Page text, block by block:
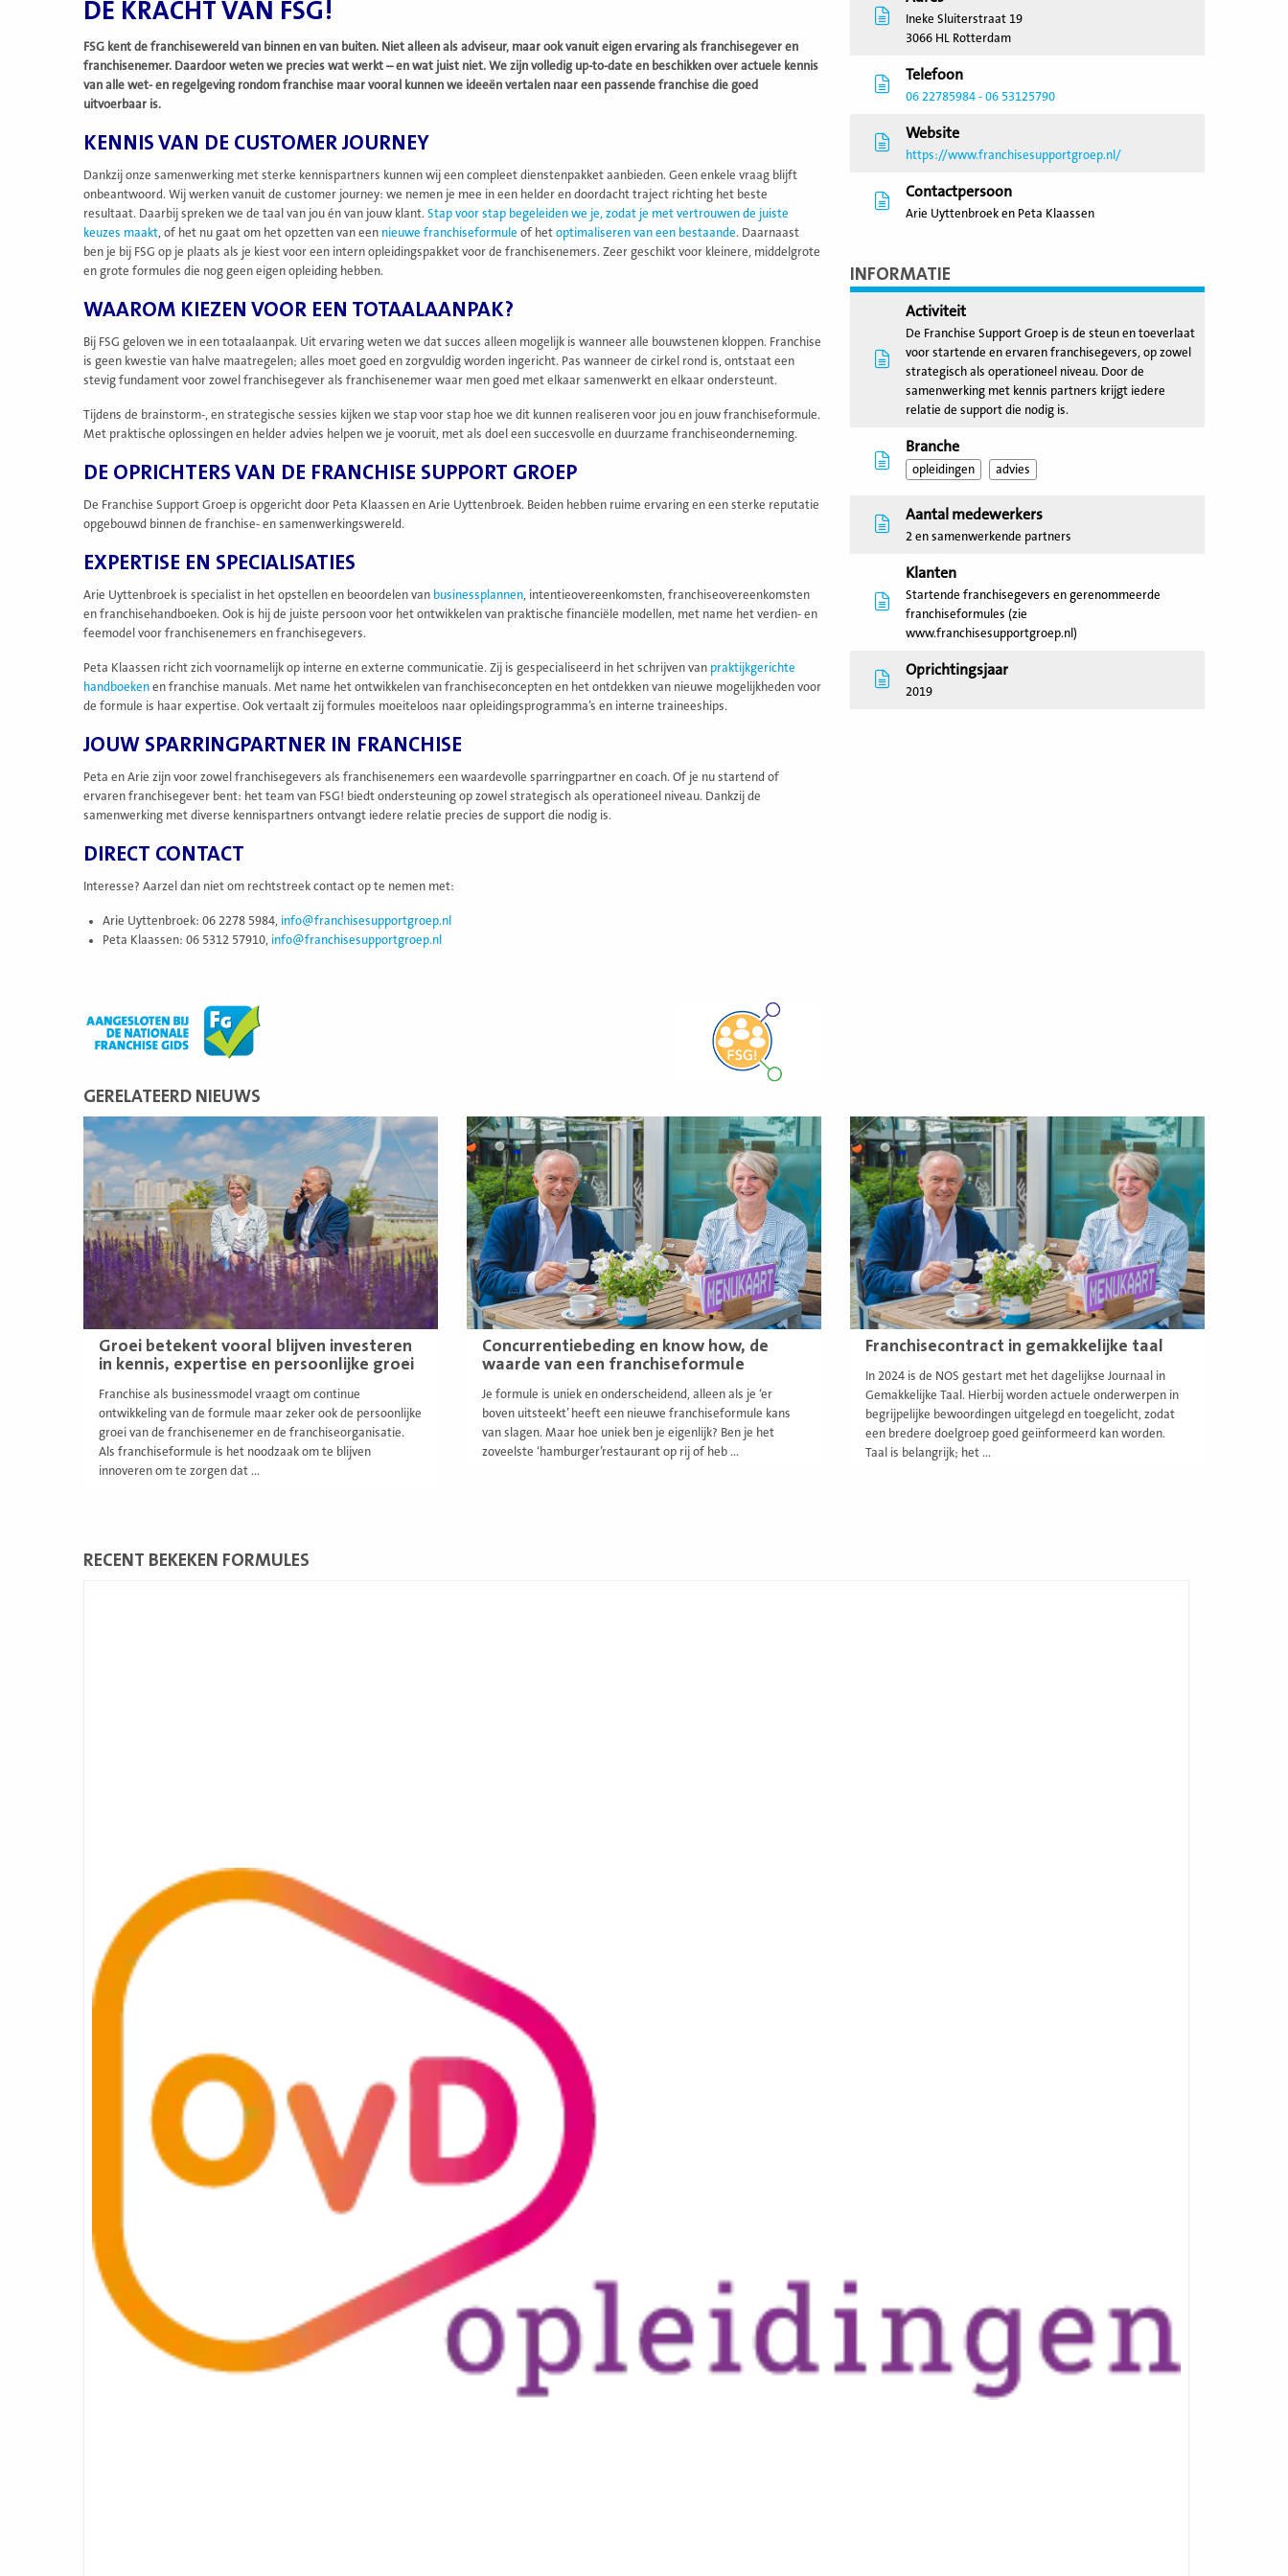
DE KRACHT VAN FSG!
FSG kent de franchisewereld van binnen en van buiten. Niet alleen als adviseur, maar ook vanuit eigen ervaring als franchisegever en
franchisenemer. Daardoor weten we precies wat werkt – en wat juist niet. We zijn volledig up-to-date en beschikken over actuele kennis
van alle wet- en regelgeving rondom franchise maar vooral kunnen we ideeën vertalen naar een passende franchise die goed
uitvoerbaar is.
KENNIS VAN DE CUSTOMER JOURNEY
Dankzij onze samenwerking met sterke kennispartners kunnen wij een compleet dienstenpakket aanbieden. Geen enkele vraag blijft
onbeantwoord. Wij werken vanuit de customer journey: we nemen je mee in een helder en doordacht traject richting het beste
resultaat. Daarbij spreken we de taal van jou én van jouw klant. Stap voor stap begeleiden we je, zodat je met vertrouwen de juiste
keuzes maakt, of het nu gaat om het opzetten van een nieuwe franchiseformule of het optimaliseren van een bestaande. Daarnaast
ben je bij FSG op je plaats als je kiest voor een intern opleidingspakket voor de franchisenemers. Zeer geschikt voor kleinere, middelgrote
en grote formules die nog geen eigen opleiding hebben.
WAAROM KIEZEN VOOR EEN TOTAALAANPAK?
Bij FSG geloven we in een totaalaanpak. Uit ervaring weten we dat succes alleen mogelijk is wanneer alle bouwstenen kloppen. Franchise
is geen kwestie van halve maatregelen; alles moet goed en zorgvuldig worden ingericht. Pas wanneer de cirkel rond is, ontstaat een
stevig fundament voor zowel franchisegever als franchisenemer waar men goed met elkaar samenwerkt en elkaar ondersteunt.
Tijdens de brainstorm-, en strategische sessies kijken we stap voor stap hoe we dit kunnen realiseren voor jou en jouw franchiseformule.
Met praktische oplossingen en helder advies helpen we je vooruit, met als doel een succesvolle en duurzame franchiseonderneming.
DE OPRICHTERS VAN DE FRANCHISE SUPPORT GROEP
De Franchise Support Groep is opgericht door Peta Klaassen en Arie Uyttenbroek. Beiden hebben ruime ervaring en een sterke reputatie
opgebouwd binnen de franchise- en samenwerkingswereld.
EXPERTISE EN SPECIALISATIES
Arie Uyttenbroek is specialist in het opstellen en beoordelen van businessplannen, intentieovereenkomsten, franchiseovereenkomsten
en franchisehandboeken. Ook is hij de juiste persoon voor het ontwikkelen van praktische financiële modellen, met name het verdien- en
feemodel voor franchisenemers en franchisegevers.
Peta Klaassen richt zich voornamelijk op interne en externe communicatie. Zij is gespecialiseerd in het schrijven van praktijkgerichte
handboeken en franchise manuals. Met name het ontwikkelen van franchiseconcepten en het ontdekken van nieuwe mogelijkheden voor
de formule is haar expertise. Ook vertaalt zij formules moeiteloos naar opleidingsprogramma’s en interne traineeships.
JOUW SPARRINGPARTNER IN FRANCHISE
Peta en Arie zijn voor zowel franchisegevers als franchisenemers een waardevolle sparringpartner en coach. Of je nu startend of
ervaren franchisegever bent: het team van FSG! biedt ondersteuning op zowel strategisch als operationeel niveau. Dankzij de
samenwerking met diverse kennispartners ontvangt iedere relatie precies de support die nodig is.
DIRECT CONTACT
Interesse? Aarzel dan niet om rechtstreek contact op te nemen met:
Arie Uyttenbroek: 06 2278 5984, info@franchisesupportgroep.nl
Peta Klaassen: 06 5312 57910, info@franchisesupportgroep.nl
Ineke Sluiterstraat 19
3066 HL Rotterdam
Telefoon
06 22785984 - 06 53125790
Website
https://www.franchisesupportgroep.nl/
Contactpersoon
Arie Uyttenbroek en Peta Klaassen
INFORMATIE
Activiteit
De Franchise Support Groep is de steun en toeverlaat
voor startende en ervaren franchisegevers, op zowel
strategisch als operationeel niveau. Door de
samenwerking met kennis partners krijgt iedere
relatie de support die nodig is.
Branche
opleidingen advies
Aantal medewerkers
2 en samenwerkende partners
Klanten
Startende franchisegevers en gerenommeerde
franchiseformules (zie
www.franchisesupportgroep.nl)
Oprichtingsjaar
2019
GERELATEERD NIEUWS
Groei betekent vooral blijven investeren
in kennis, expertise en persoonlijke groei
Franchise als businessmodel vraagt om continue
ontwikkeling van de formule maar zeker ook de persoonlijke
groei van de franchisenemer en de franchiseorganisatie.
Als franchiseformule is het noodzaak om te blijven
innoveren om te zorgen dat ...
Lees
meer
Concurrentiebeding en know how, de
waarde van een franchiseformule
Je formule is uniek en onderscheidend, alleen als je ‘er
boven uitsteekt’ heeft een nieuwe franchiseformule kans
van slagen. Maar hoe uniek ben je eigenlijk? Ben je het
zoveelste ‘hamburger’restaurant op rij of heb ...
Lees
meer
Franchisecontract in gemakkelijke taal
In 2024 is de NOS gestart met het dagelijkse Journaal in
Gemakkelijke Taal. Hierbij worden actuele onderwerpen in
begrijpelijke bewoordingen uitgelegd en toegelicht, zodat
een bredere doelgroep goed geïnformeerd kan worden.
Taal is belangrijk; het ...
Lees
meer
RECENT BEKEKEN FORMULES